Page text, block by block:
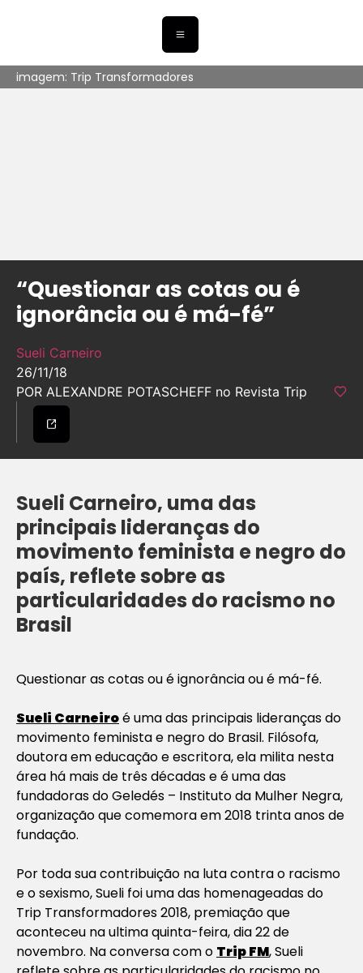
imagem: Trip Transformadores
“Questionar as cotas ou é
ignorância ou é má-fé”
Sueli Carneiro
26/11/18
POR ALEXANDRE POTASCHEFF no Revista Trip
Sueli Carneiro, uma das
principais lideranças do
movimento feminista e negro do
país, reflete sobre as
particularidades do racismo no
Brasil
Questionar as cotas ou é ignorância ou é má-fé.
Sueli Carneiroé uma das principais lideranças do
movimento feminista e negro do Brasil. Filósofa,
doutora em educação e escritora, ela milita nesta
área há mais de três décadas e é uma das
fundadoras doGeledés – Instituto da Mulher Negra,
organização que comemora em 2018 trinta anos de
fundação.
Por toda sua contribuição na luta contra o racismo
e o sexismo, Sueli foi uma das homenageadas do
Trip Transformadores 2018, premiação que
aconteceu na ultima quinta-feira, dia 22 de
novembro. Na conversa com o Trip FM, Sueli